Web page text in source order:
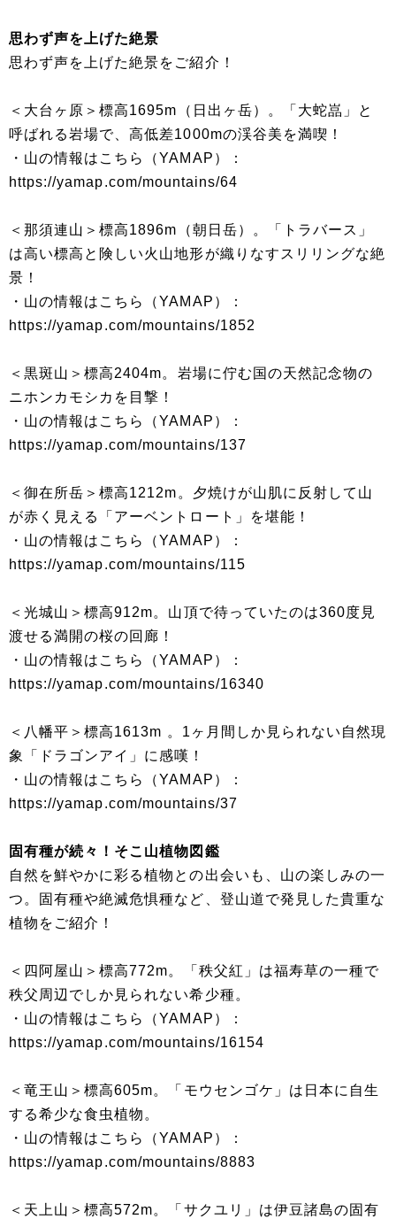
思わず声を上げた絶景
思わず声を上げた絶景をご紹介！
＜大台ヶ原＞標高1695m（日出ヶ岳）。「大蛇嵓」と
呼ばれる岩場で、高低差1000mの渓谷美を満喫！
・山の情報はこちら（YAMAP）：
https://yamap.com/mountains/64
＜那須連山＞標高1896m（朝日岳）。「トラバース」
は高い標高と険しい火山地形が織りなすスリリングな絶
景！
・山の情報はこちら（YAMAP）：
https://yamap.com/mountains/1852
＜黒斑山＞標高2404m。岩場に佇む国の天然記念物の
ニホンカモシカを目撃！
・山の情報はこちら（YAMAP）：
https://yamap.com/mountains/137
＜御在所岳＞標高1212m。夕焼けが山肌に反射して山
が赤く見える「アーベントロート」を堪能！
・山の情報はこちら（YAMAP）：
https://yamap.com/mountains/115
＜光城山＞標高912m。山頂で待っていたのは360度見
渡せる満開の桜の回廊！
・山の情報はこちら（YAMAP）：
https://yamap.com/mountains/16340
＜八幡平＞標高1613m 。1ヶ月間しか見られない自然現
象「ドラゴンアイ」に感嘆！
・山の情報はこちら（YAMAP）：
https://yamap.com/mountains/37
固有種が続々！そこ山植物図鑑
自然を鮮やかに彩る植物との出会いも、山の楽しみの一
つ。固有種や絶滅危惧種など、登山道で発見した貴重な
植物をご紹介！
＜四阿屋山＞標高772m。「秩父紅」は福寿草の一種で
秩父周辺でしか見られない希少種。
・山の情報はこちら（YAMAP）：
https://yamap.com/mountains/16154
＜竜王山＞標高605m。「モウセンゴケ」は日本に自生
する希少な食虫植物。
・山の情報はこちら（YAMAP）：
https://yamap.com/mountains/8883
＜天上山＞標高572m。「サクユリ」は伊豆諸島の固有